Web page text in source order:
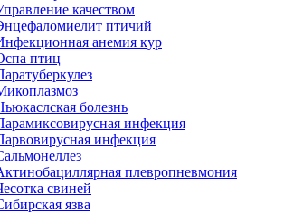
качеством
птичий
анемия кур
птиц
болезнь
инфекция
инфекция
плевропневмония
свиней
язва